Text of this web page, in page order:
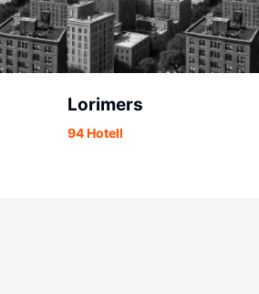
Lorimers
94 Hotell